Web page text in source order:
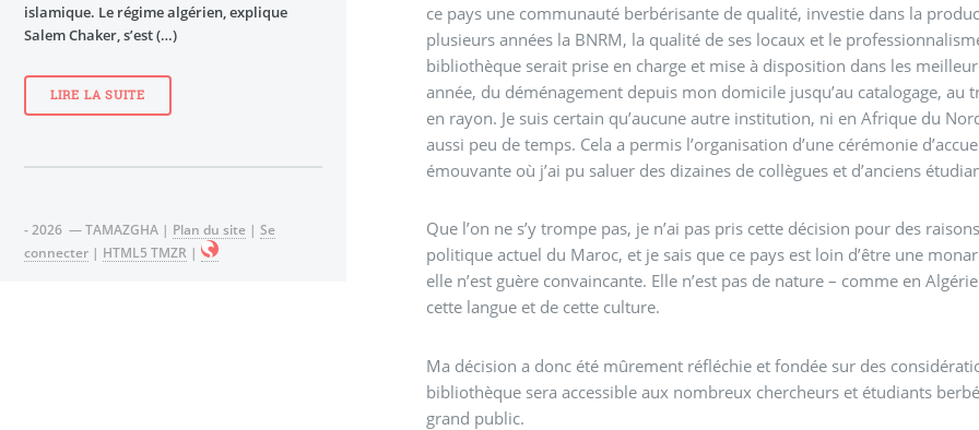
ce pays une communauté berbérisante de qualité, investie dans la
plusieurs années la BNRM, la qualité de ses locaux et le
bibliothèque serait prise en charge et mise à disposition dans les
année, du déménagement depuis mon domicile jusqu’au catalogage,
en rayon. Je suis certain qu’aucune autre institution, ni en Afrique du
aussi peu de temps. Cela a permis l’organisation d’une cérémonie
émouvante où j’ai pu saluer des dizaines de collègues et d’anciens
Que l’on ne s’y trompe pas, je n’ai pas pris cette décision pour des
politique actuel du Maroc, et je sais que ce pays est loin d’être une
elle n’est guère convaincante. Elle n’est pas de nature – comme en
cette langue et de cette culture.
Ma décision a donc été mûrement réfléchie et fondée sur des
bibliothèque sera accessible aux nombreux chercheurs et étudiants
grand public.
islamique. Le régime algérien, explique
Salem Chaker, s’est (…)
LIRE LA SUITE
- 2026 — TAMAZGHA | Plan du site | Se
connecter | HTML5 TMZR |